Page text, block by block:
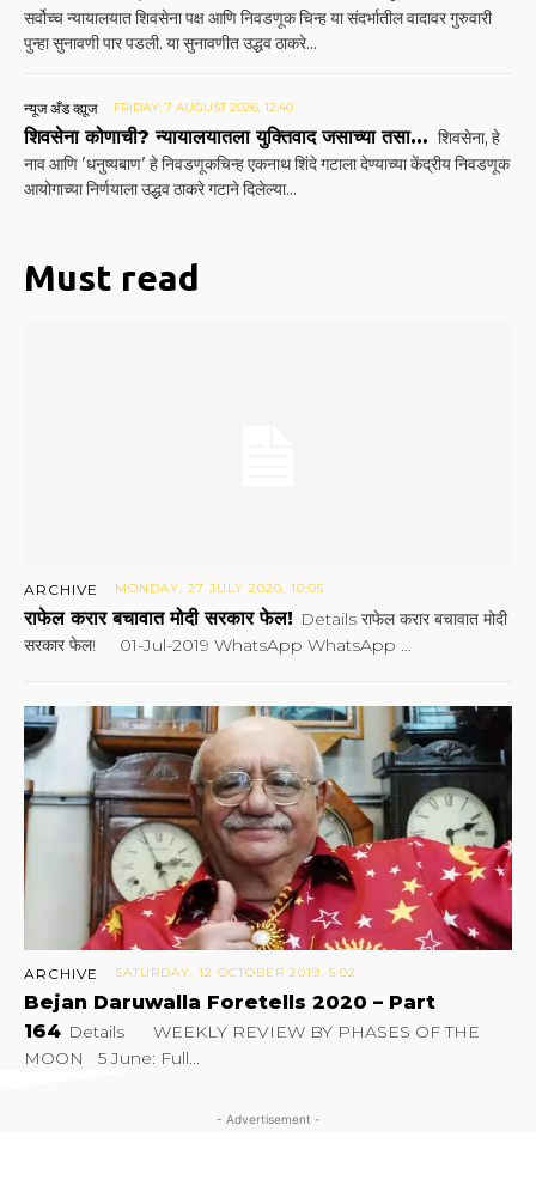
सर्वोच्च न्यायालयात शिवसेना पक्ष आणि निवडणूक चिन्ह या संदर्भातील वादावर गुरुवारी
पुन्हा सुनावणी पार पडली. या सुनावणीत उद्धव ठाकरे...
न्यूज अँड व्ह्यूज FRIDAY, 7 AUGUST 2026, 12:40
शिवसेना कोणाची? न्यायालयातला युक्तिवाद जसाच्या तसा… शिवसेना, हे
नाव आणि 'धनुष्यबाण' हे निवडणूकचिन्ह एकनाथ शिंदे गटाला देण्याच्या केंद्रीय निवडणूक
आयोगाच्या निर्णयाला उद्धव ठाकरे गटाने दिलेल्या...
Must read
ARCHIVE MONDAY, 27 JULY 2020, 10:05
राफेल करार बचावात मोदी सरकार फेल! Details राफेल करार बचावात मोदी
सरकार फेल! 01-Jul-2019 WhatsApp WhatsApp ...
ARCHIVE SATURDAY, 12 OCTOBER 2019, 5:02
Bejan Daruwalla Foretells 2020 – Part
164 Details WEEKLY REVIEW BY PHASES OF THE
MOON 5 June: Full...
- Advertisement -